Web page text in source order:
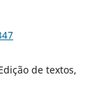
de textos,